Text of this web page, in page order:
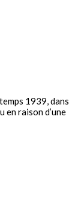
1939, dans
en raison d’une